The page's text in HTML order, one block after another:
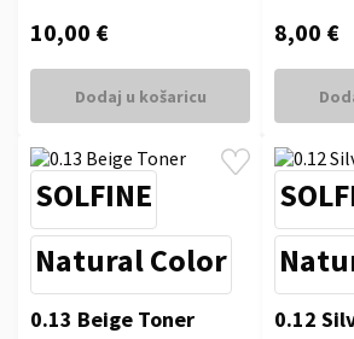
10,00 €
Dodaj u košaricu
8,00 €
SOLFINE
Natural Color
0.13 Beige Toner 0.12